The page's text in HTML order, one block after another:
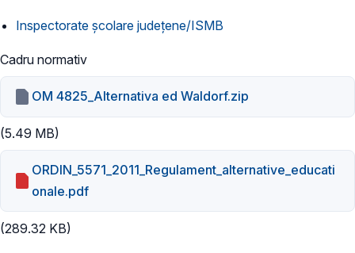
Inspectorate școlare județene/ISMB
Cadru normativ
OM 4825_Alternativa ed Waldorf.zip
(5.49 MB)
ORDIN_5571_2011_Regulament_alternative_educati
onale.pdf
(289.32 KB)